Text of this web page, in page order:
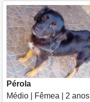
Pérola
Médio | Fêmea | 2 anos